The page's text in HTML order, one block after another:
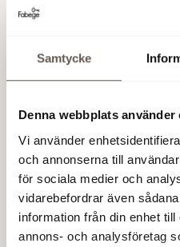
Samtycke
Denna webbplats använder
Vi använder
och annonserna till
för sociala medier och
vidarebefordrar även
information från din enhet
annons- och analysföretag
Under 2021–2022
klimatriskanalyser på